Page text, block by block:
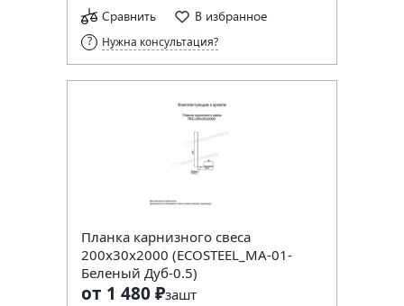
Сравнить В избранное
Нужна консультация?
Планка карнизного свеса
200х30х2000 (ECOSTEEL_MA-01-
Беленый Дуб-0.5)
от 1 480 ₽зашт